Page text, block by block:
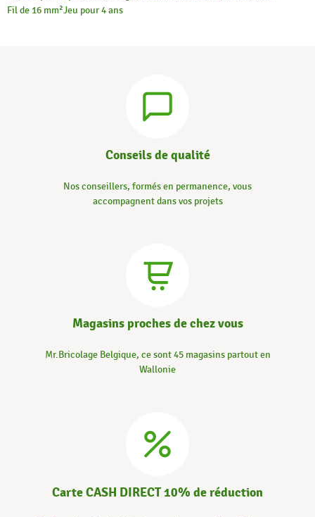
Fil de 16 mm²Jeu pour 4 ans
Conseils de qualité
Nos conseillers, formés en permanence, vous
accompagnent dans vos projets
Magasins proches de chez vous
Mr.Bricolage Belgique, ce sont 45 magasins partout en
Wallonie
Carte CASH DIRECT 10% de réduction